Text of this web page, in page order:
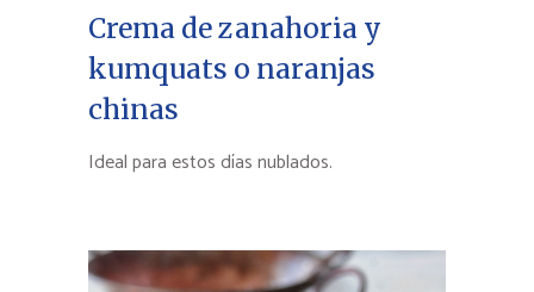
Crema de zanahoria y
kumquats o naranjas
chinas
Ideal para estos días nublados.